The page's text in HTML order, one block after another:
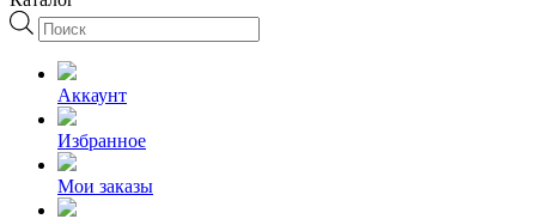
Поиск
товаров
Аккаунт
Избранное
Мои заказы